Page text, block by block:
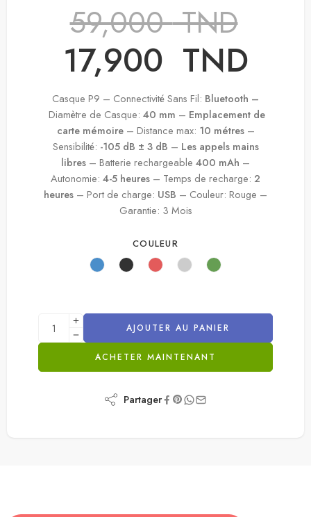
59,000TND
17,900 TND
Casque P9 – Connectivité Sans Fil: Bluetooth –
Diamètre de Casque: 40 mm – Emplacement de
carte mémoire – Distance max: 10 métres –
Sensibilité: -105 dB ± 3 dB – Les appels mains
libres – Batterie rechargeable 400 mAh –
Autonomie: 4-5 heures – Temps de recharge: 2
heures – Port de charge: USB – Couleur: Rouge –
Garantie: 3 Mois
COULEUR
AJOUTER AU PANIER
ACHETER MAINTENANT
Partager